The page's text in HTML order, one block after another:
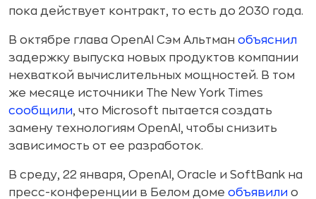
пока действует контракт, то есть до 2030 года.
В октябре глава OpenAI Сэм Альтман объяснил
задержку выпуска новых продуктов компании
нехваткой вычислительных мощностей. В том
же месяце источники The New York Times
сообщили, что Microsoft пытается создать
замену технологиям OpenAI, чтобы снизить
зависимость от ее разработок.
В среду, 22 января, OpenAI, Oracle и SoftBank на
пресс-конференции в Белом доме объявили о